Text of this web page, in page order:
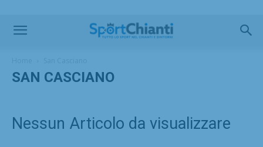
SAN CASCIANO
Nessun Articolo da visualizzare